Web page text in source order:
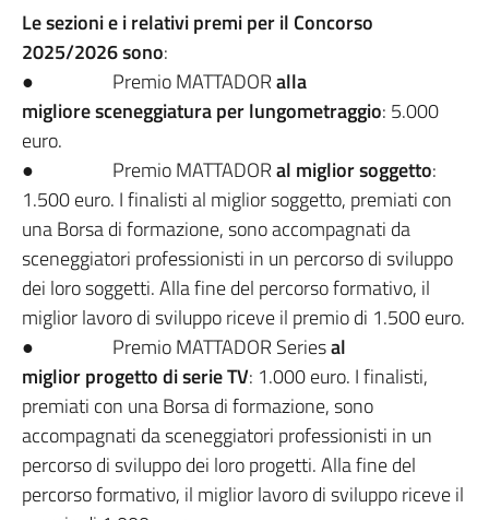
Le sezioni e i relativi premi per il Concorso
2025/2026 sono:
● Premio MATTADORalla
migliore sceneggiatura per lungometraggio: 5.000
euro.
● Premio MATTADORal miglior soggetto:
1.500 euro. I finalisti al miglior soggetto, premiati con
una Borsa di formazione, sono accompagnati da
sceneggiatori professionisti in un percorso di sviluppo
dei loro soggetti. Alla fine del percorso formativo, il
miglior lavoro di sviluppo riceve il premio di 1.500 euro.
● Premio MATTADOR Seriesal
miglior progetto di serie TV: 1.000 euro. I finalisti,
premiati con una Borsa di formazione, sono
accompagnati da sceneggiatori professionisti in un
percorso di sviluppo dei loro progetti. Alla fine del
percorso formativo, il miglior lavoro di sviluppo riceve il